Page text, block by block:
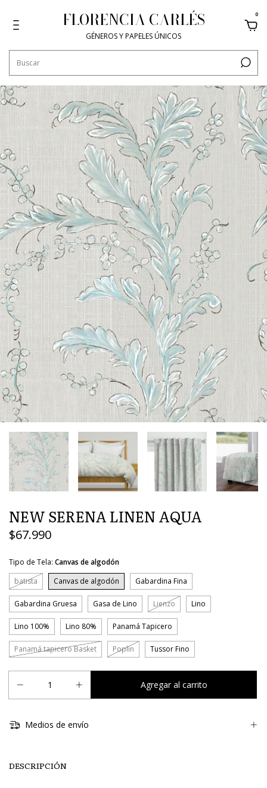
FLORENCIA CARLÉS
GÉNEROS Y PAPELES ÚNICOS
0
NEW SERENA LINEN AQUA
$67.990
Tipo de Tela: Canvas de algodón
batista
Canvas de algodón Gabardina Fina
Gabardina Gruesa Gasa de Lino Lienzo Lino
Lino 100% Lino 80% Panamá Tapicero
Panamá tapicero Basket Poplin Tussor Fino
Medios de envío
DESCRIPCIÓN